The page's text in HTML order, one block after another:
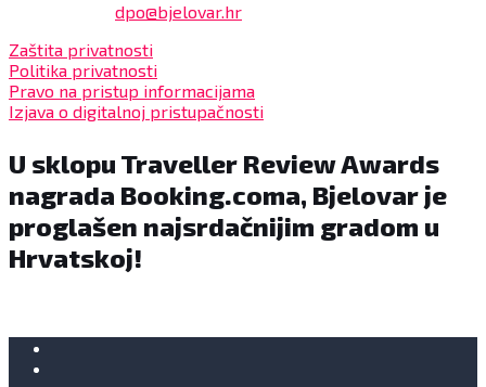
dpo@bjelovar.hr
Zaštita privatnosti
Politika privatnosti
Pravo na pristup informacijama
Izjava o digitalnoj pristupačnosti
U sklopu Traveller Review Awards
nagrada Booking.coma, Bjelovar je
proglašen najsrdačnijim gradom u
Hrvatskoj!